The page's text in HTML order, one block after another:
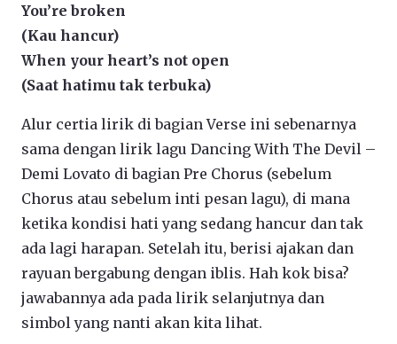
You’re broken
(Kau hancur)
When your heart’s not open
(Saat hatimu tak terbuka)
Alur certia lirik di bagian Verse ini sebenarnya
sama dengan lirik lagu Dancing With The Devil –
Demi Lovato di bagian Pre Chorus (sebelum
Chorus atau sebelum inti pesan lagu), di mana
ketika kondisi hati yang sedang hancur dan tak
ada lagi harapan. Setelah itu, berisi ajakan dan
rayuan bergabung dengan iblis. Hah kok bisa?
jawabannya ada pada lirik selanjutnya dan
simbol yang nanti akan kita lihat.